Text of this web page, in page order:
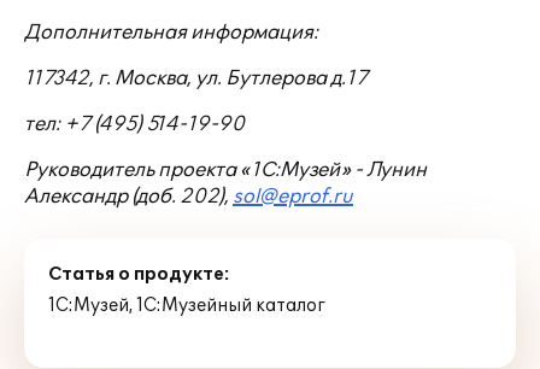
Дополнительная информация:
117342, г. Москва, ул. Бутлерова д.17
тел: +7 (495) 514-19-90
Руководитель проекта «1С:Музей» - Лунин
Александр (доб. 202), sol@eprof.ru
Статья о продукте:
1С:Музей,1С:Музейный каталог